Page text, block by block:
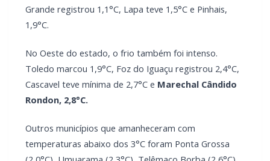
No Oeste do estado, o frio também foi intenso.
Toledo marcou 1,9°C, Foz do Iguaçu registrou 2,4°C,
Rondon, 2,8°C.
Outros municípios que amanheceram com
temperaturas abaixo dos 3°C foram Ponta Grossa
Jaguariaíva (2,6°C), União da Vitória (2,7°C) e Goioerê
(2,9°C). Em Campo Mourão, a mínima foi de 3°C.